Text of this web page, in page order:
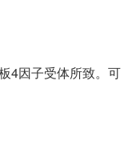
4因子受体所致。可